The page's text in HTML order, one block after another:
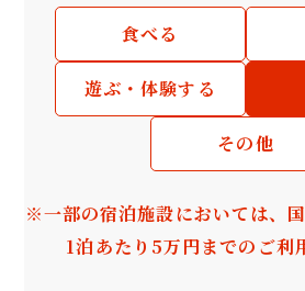
食べる
遊ぶ・体験する
その他
※一部の宿泊施設においては、
1泊あたり5万円までのご利